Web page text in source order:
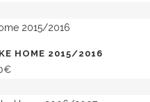
HOME 2015/2016
€